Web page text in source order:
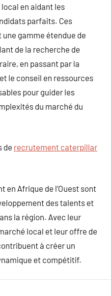
local en aidant les
parfaits. Ces
gamme étendue de
de la recherche de
en passant par la
le conseil en ressources
pour guider les
du marché du
de recrutement caterpillar
en Afrique de l’Ouest sont
des talents et
la région. Avec leur
local et leur offre de
à créer un
et compétitif.